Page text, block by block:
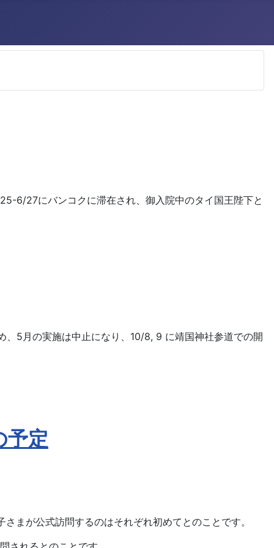
6/27にバンコクに滞在され、御入院中のタイ国王陛下と
5月の実施は中止になり、10/8, 9 に靖国神社参道での開
予定
まが公式訪問するのはそれぞれ初めてとのことです。